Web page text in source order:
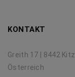
KONTAKT
Greith 17 | 8442
Österreich